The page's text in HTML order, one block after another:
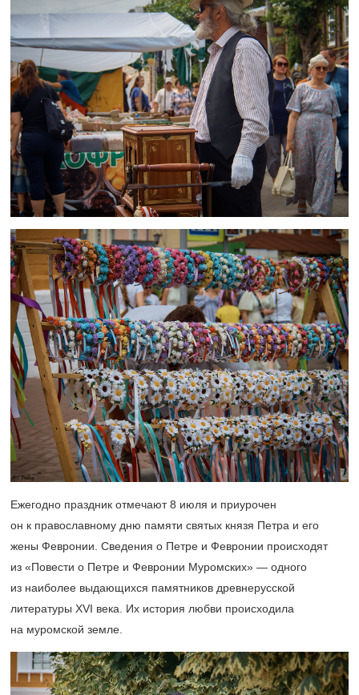
Ежегодно праздник отмечают 8 июля и приурочен
он к православному дню памяти святых князя Петра и его
жены Февронии. Сведения о Петре и Февронии происходят
из «Повести о Петре и Февронии Муромских» — одного
из наиболее выдающихся памятников древнерусской
литературы XVI века. Их история любви происходила
на муромской земле.